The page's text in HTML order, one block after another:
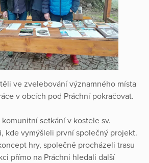
ve zvelebování významného místa
v obcích pod Práchní pokračovat.
setkání v kostele sv.
kde vymýšleli první společný projekt.
hry, společně procházeli trasu
přímo na Práchni hledali další